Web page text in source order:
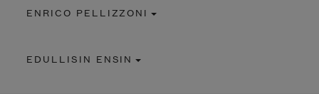
Type 2 or more characters for results.
ENRICO PELLIZZONI
EDULLISIN ENSIN